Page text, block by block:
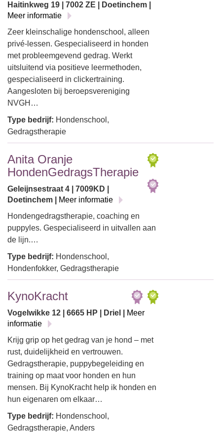
Haitinkweg 19 | 7002 ZE | Doetinchem |
Meer informatie
Zeer kleinschalige hondenschool, alleen
privé-lessen. Gespecialiseerd in honden
met probleemgevend gedrag. Werkt
uitsluitend via positieve leermethoden,
gespecialiseerd in clickertraining.
Aangesloten bij beroepsvereniging
NVGH…
Type bedrijf: Hondenschool,
Gedragstherapie
Anita Oranje
HondenGedragsTherapie
Geleijnsestraat 4 | 7009KD |
Doetinchem |
Meer informatie
Hondengedragstherapie, coaching en
puppyles. Gespecialiseerd in uitvallen aan
de lijn.…
Type bedrijf: Hondenschool,
Hondenfokker, Gedragstherapie
KynoKracht
Vogelwikke 12 | 6665 HP | Driel |
Meer
informatie
Krijg grip op het gedrag van je hond – met
rust, duidelijkheid en vertrouwen.
Gedragstherapie, puppybegeleiding en
training op maat voor honden en hun
mensen. Bij KynoKracht help ik honden en
hun eigenaren om elkaar…
Type bedrijf: Hondenschool,
Gedragstherapie, Anders